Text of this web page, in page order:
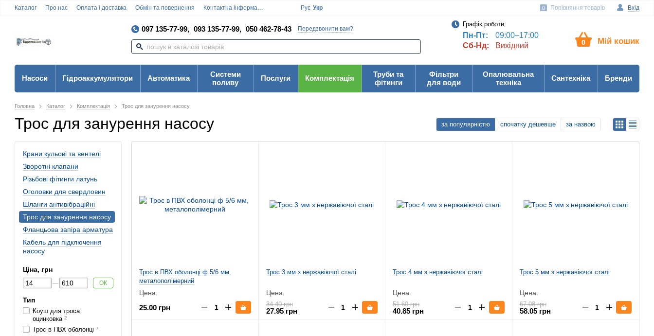
Каталог Про нас Оплата і доставка Обмін та повернення Контактна інформація Угода користувача Вхід
0 Порівняння товарів
Рус Укр
097 135-77-99, 093 135-77-99, 050 462-78-43 Передзвонити вам?
Графік роботи:
Пн-Пт:
09:00–17:00
Сб-Нд:
Вихідний 0 Мій кошик
Насоси Гідроаккумулятори Автоматика
Системи
поливу
Послуги Комплектація
Труби та
фітинги
Фільтри
для води
Опалювальна
техніка
Сантехніка Бренди
Головна Каталог Комплектація Трос для занурення насосу
Трос для занурення насосу за популярністю спочатку дешевше за назвою
Трос в ПВХ оболонці ф 5/6 мм,
металополімерний
Цена:
25.00 грн
Трос 3 мм з нержавіючої сталі
Цена:
34.40 грн
27.95 грн
Трос 4 мм з нержавіючої сталі
Цена:
51.60 грн
40.85 грн
Трос 5 мм з нержавіючої сталі
Цена:
67.08 грн
58.05 грн
Крани кульові та вентелі
Зворотні клапани
Різьбові фітинги латунь
Оголовки для свердловин
Шланги антивібраційні
Трос для занурення насосу
Фланцьова запіра арматура
Кабель для підключення
насосу
Ціна, грн
ОК
Тип
Коуш для троса
оцинковка 2
Трос в ПВХ оболонці 7